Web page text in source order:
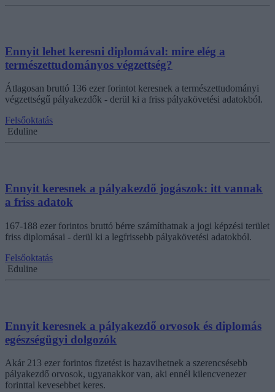
Ennyit lehet keresni diplomával: mire elég a
természettudományos végzettség?
Átlagosan bruttó 136 ezer forintot keresnek a természettudományi
végzettségű pályakezdők - derül ki a friss pályakövetési adatokból.
Felsőoktatás
Eduline
Ennyit keresnek a pályakezdő jogászok: itt vannak
a friss adatok
167-188 ezer forintos bruttó bérre számíthatnak a jogi képzési terület
friss diplomásai - derül ki a legfrissebb pályakövetési adatokból.
Felsőoktatás
Eduline
Ennyit keresnek a pályakezdő orvosok és diplomás
egészségügyi dolgozók
Akár 213 ezer forintos fizetést is hazavihetnek a szerencsésebb
pályakezdő orvosok, ugyanakkor van, aki ennél kilencvenezer
forinttal kevesebbet keres.